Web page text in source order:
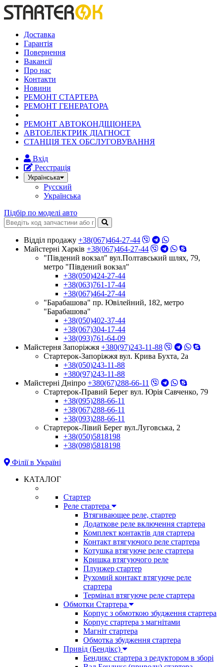
Доставка
Гарантія
Повернення
Вакансії
Про нас
Контакти
Новини
РЕМОНТ СТАРТЕРА
РЕМОНТ ГЕНЕРАТОРА
РЕМОНТ АВТОКОНДІЦІОНЕРА
АВТОЕЛЕКТРИК ДІАГНОСТ
СТАНЦІЯ ТЕХ ОБСЛУГОВУВАННЯ
Вхід
Реєстрація
Українська
Русский
Українська
Підбір по моделі авто
Відділ продажу +38(067)464-27-44
Майстерні Харків +38(067)464-27-44
"Південий вокзал" вул.Полтавський шлях, 79,
метро "Південий вокзал"
+38(050)424-27-44
+38(063)761-17-44
+38(067)464-27-44
"Барабашова" пр. Ювілейний, 182, метро
"Барабашова"
+38(050)402-37-44
+38(067)304-17-44
+38(093)761-64-09
Майстерня Запоріжжя +380(97)243-11-88
Стартерок-Запоріжжя вул. Крива Бухта, 2а
+38(050)243-11-88
+380(97)243-11-88
Майстерні Днiпро +380(67)288-66-11
Стартерок-Правий Берег вул. Юрія Савченко, 79
+38(095)288-66-11
+38(067)288-66-11
+38(093)288-66-11
Стартерок-Лівий Берег вул.Луговська, 2
+38(050)5818198
+38(098)5818198
Філії в Україні
КАТАЛОГ
Стартер
Реле стартера
Втягивающее реле, стартер
Додаткове реле включення стартера
Комплект контактів для стартера
Контакт втягуючого реле стартера
Котушка втягуюче реле стартера
Кришка втягуючого реле
Плунжер стартер
Рухомий контакт втягуюче реле
стартера
Термінал втягуюче реле стартера
Обмотки Стартера
Корпус з обмоткою збудження стартера
Корпус стартера з магнітами
Магніт стартера
Обмотка збудження стартера
Привід (Бендікс)
Бендикс стартера з редуктором в зборі